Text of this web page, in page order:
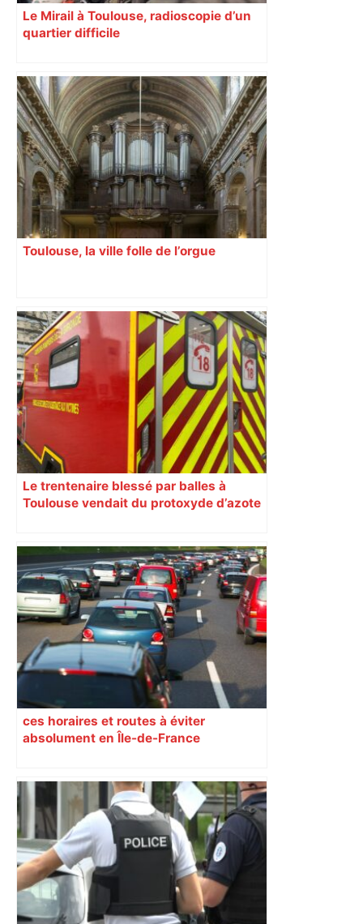
Le Mirail à Toulouse, radioscopie d’un
quartier difficile
Toulouse, la ville folle de l’orgue
Le trentenaire blessé par balles à
Toulouse vendait du protoxyde d’azote
ces horaires et routes à éviter
absolument en Île-de-France